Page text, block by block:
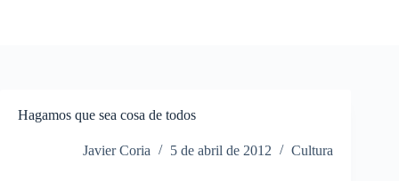
Hagamos que sea cosa de todos
Javier Coria 5 de abril de 2012 Cultura